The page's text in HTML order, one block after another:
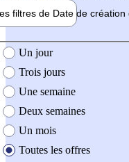
filtres de Date de création
création de l'offre
Un jour
Trois jours
Une semaine
Deux semaines
Un mois
Toutes les offres